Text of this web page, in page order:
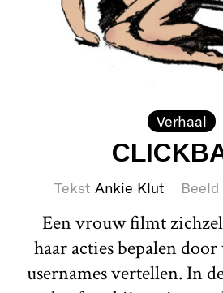
Verhaal
Tekst Ankie Klut Beeld
Een vrouw filmt
haar acties bepalen
usernames vertellen. In